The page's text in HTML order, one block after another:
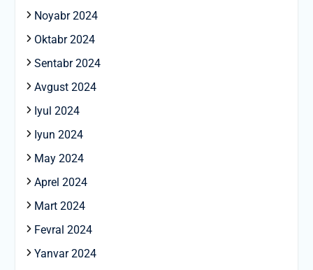
Noyabr 2024
Oktabr 2024
Sentabr 2024
Avgust 2024
Iyul 2024
Iyun 2024
May 2024
Aprel 2024
Mart 2024
Fevral 2024
Yanvar 2024